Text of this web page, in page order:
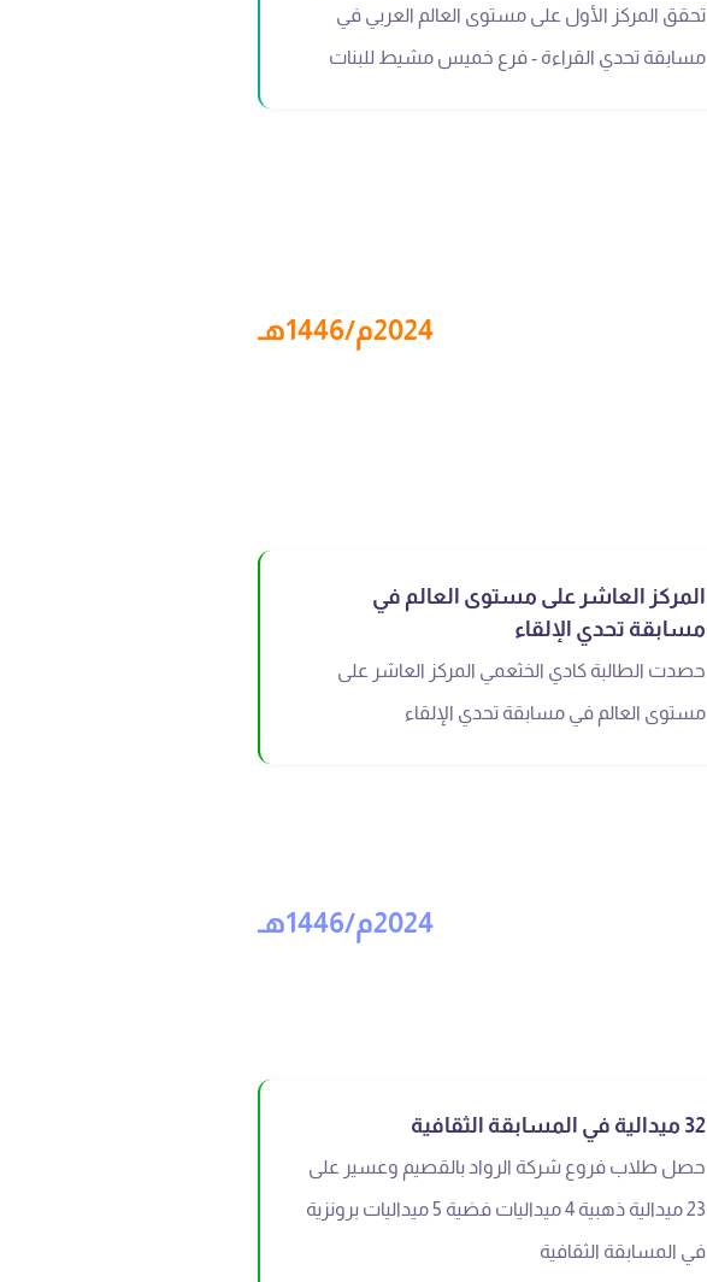
تحقق المركز الأول على مستوى العالم العربي في
مسابقة تحدي القراءة - فرع خميس مشيط للبنات
2024م/1446هـ
المركز العاشر على مستوى العالم في
مسابقة تحدي الإلقاء
حصدت الطالبة كادي الخثعمي المركز العاشر على
مستوى العالم في مسابقة تحدي الإلقاء
2024م/1446هـ
32 ميدالية في المسابقة الثقافية
حصل طلاب فروع شركة الرواد بالقصيم وعسير على
23 ميدالية ذهبية 4 ميداليات فضية 5 ميداليات برونزية
في المسابقة الثقافية